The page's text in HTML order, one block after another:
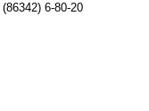
(86342) 6-80-20